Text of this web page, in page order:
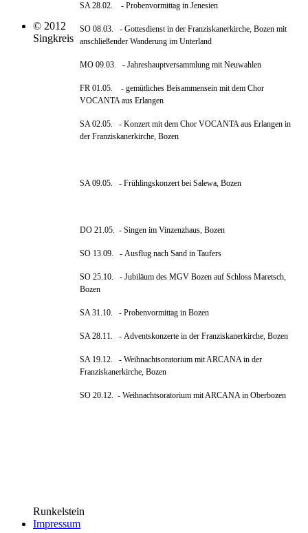
SA 28.02. - Probenvormittag in Jenesien
SO 08.03. - Gottesdienst in der Franziskanerkirche, Bozen mit
anschließender Wanderung im Unterland
MO 09.03. - Jahreshauptversammlung mit Neuwahlen
FR 01.05. - gemütliches Beisammensein mit dem Chor
VOCANTA aus Erlangen
SA 02.05. - Konzert mit dem Chor VOCANTA aus Erlangen in
der Franziskanerkirche, Bozen
SA 09.05. - Frühlingskonzert bei Salewa, Bozen
DO 21.05. - Singen im Vinzenzhaus, Bozen
SO 13.09. - Ausflug nach Sand in Taufers
SO 25.10. - Jubiläum des MGV Bozen auf Schloss Maretsch,
Bozen
SA 31.10. - Probenvormittag in Bozen
SA 28.11. - Adventskonzerte in der Franziskanerkirche, Bozen
SA 19.12. - Weihnachtsoratorium mit ARCANA in der
Franziskanerkirche, Bozen
SO 20.12. - Weihnachtsoratorium mit ARCANA in Oberbozen
© 2012
Singkreis
Runkelstein
Impressum